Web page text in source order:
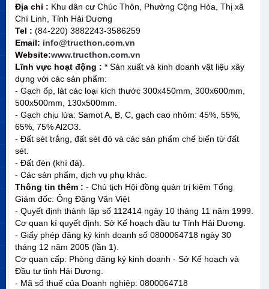
Địa chỉ : Khu dân cư Chúc Thôn, Phường Cộng Hòa, Thị xã
Chí Linh, Tỉnh Hải Dương
Tel : (84-220) 3882243-3586259
Email: info@tructhon.com.vn
Website:www.tructhon.com.vn
Lĩnh vực hoạt động : * Sản xuất và kinh doanh vật liệu xây
dựng với các sản phẩm:
- Gạch ốp, lát các loại kích thước 300x450mm, 300x600mm,
500x500mm, 130x500mm.
- Gạch chịu lửa: Samot A, B, C, gạch cao nhôm: 45%, 55%,
65%, 75% Al2O3.
- Đất sét trắng, đất sét đỏ và các sản phẩm chế biến từ đất
sét.
- Đất đèn (khí đá).
- Các sản phẩm, dịch vụ phụ khác.
Thông tin thêm : - Chủ tịch Hội đồng quản trị kiêm Tổng
Giám đốc: Ông Đặng Văn Việt
- Quyết định thành lập số 112414 ngày 10 tháng 11 năm 1999.
Cơ quan kí quyết định: Sở Kế hoạch đầu tư Tỉnh Hải Dương.
- Giấy phép đăng ký kinh doanh số 0800064718 ngày 30
tháng 12 năm 2005 (lần 1).
Cơ quan cấp: Phòng đăng ký kinh doanh - Sở Kế hoạch và
Đầu tư tỉnh Hải Dương.
- Mã số thuế của Doanh nghiệp: 0800064718